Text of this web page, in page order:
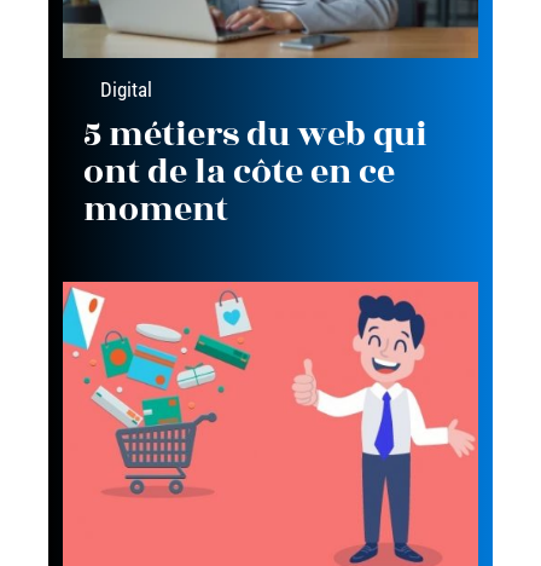
Digital
5 métiers du web qui
ont de la côte en ce
moment